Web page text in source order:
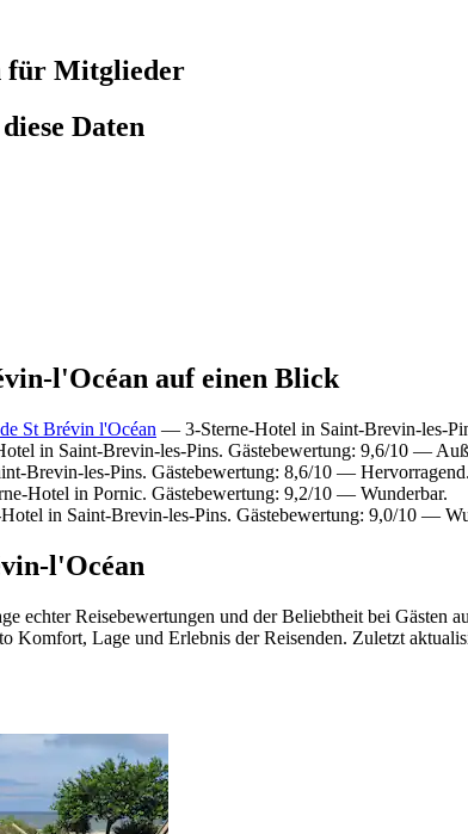
für Mitglieder
Daten
l'Océan auf einen Blick
St Brévin l'Océan — 3-Sterne-Hotel in Saint-Brevin-les-
in Saint-Brevin-les-Pins. Gästebewertung: 9,6/10 —
Brevin-les-Pins. Gästebewertung: 8,6/10 — Hervorragend.
Hotel in Pornic. Gästebewertung: 9,2/10 — Wunderbar.
in Saint-Brevin-les-Pins. Gästebewertung: 9,0/10 —
l'Océan
echter Reisebewertungen und der Beliebtheit bei
Komfort, Lage und Erlebnis der Reisenden. Zuletzt